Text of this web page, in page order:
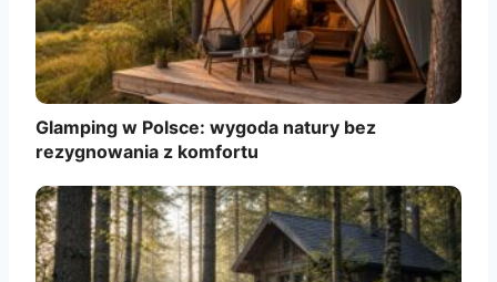
Glamping w Polsce: wygoda natury bez
rezygnowania z komfortu